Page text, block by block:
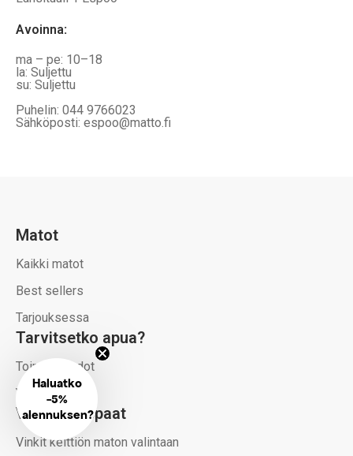
Avoinna:
ma – pe: 10–18
la: Suljettu
su: Suljettu
Puhelin: 044 9766023
Sähköposti: espoo@matto.fi
Matot
Kaikki matot
Best sellers
Tarjouksessa
Tarvitsetko apua?
Toimitusehdot
Yhteystiedot
Vinkit ja oppaat
Vinkit keittiön maton valintaan
Haluatko
-5%
alennuksen?